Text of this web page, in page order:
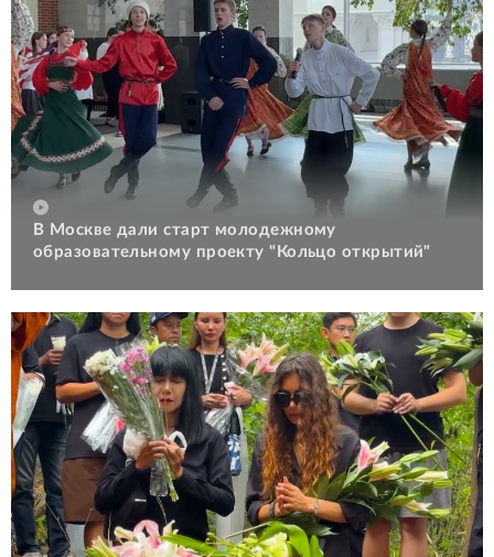
В Москве дали старт молодежному
образовательному проекту "Кольцо открытий"